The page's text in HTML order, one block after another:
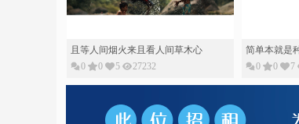
且等人间烟火来且看人间草木心
0
0 5 27232
简单本就是
0
0 7